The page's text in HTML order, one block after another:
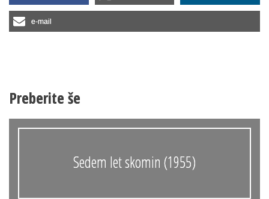
e-mail
Preberite še
Sedem let skomin (1955)